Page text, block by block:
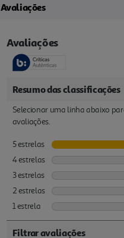
Avaliações